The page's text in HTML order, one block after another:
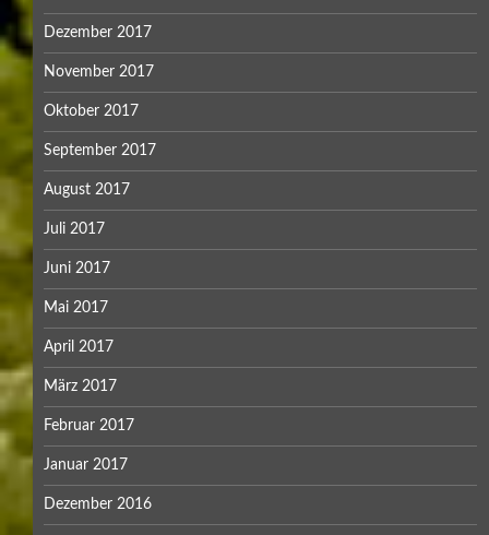
Dezember 2017
November 2017
Oktober 2017
September 2017
August 2017
Juli 2017
Juni 2017
Mai 2017
April 2017
März 2017
Februar 2017
Januar 2017
Dezember 2016